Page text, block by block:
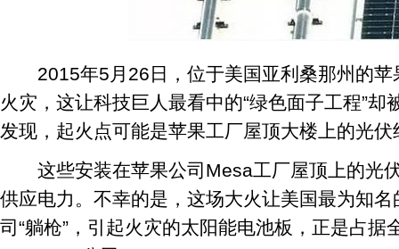
2015年5月26日，位于美国亚利桑那州的苹
火灾，这让科技巨人最看中的“绿色面子工程”却
发现，起火点可能是苹果工厂屋顶大楼上的光伏
这些安装在苹果公司Mesa工厂屋顶上的光
供应电力。不幸的是，这场大火让美国最为知
司“躺枪”，引起火灾的太阳能电池板，正是占据